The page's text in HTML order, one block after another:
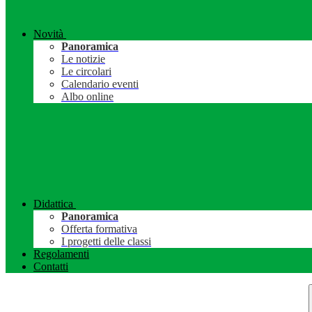
Novità
Panoramica
Le notizie
Le circolari
Calendario eventi
Albo online
Didattica
Panoramica
Offerta formativa
I progetti delle classi
Regolamenti
Contatti